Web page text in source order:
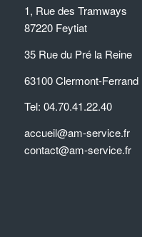
1, Rue des Tramways
87220 Feytiat
35 Rue du Pré la Reine
63100 Clermont-Ferrand
Tel: 04.70.41.22.40
accueil@am-service.fr
contact@am-service.fr